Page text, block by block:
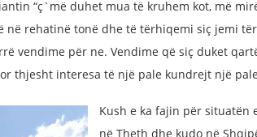
“ç`më duhet mua të kruhem kot, më
në rehatinë tonë dhe të tërhiqemi siç jemi
vendime për ne. Vendime që siç duket
thjesht interesa të një pale kundrejt një
Kush e ka fajin për situatën
në Theth dhe kudo në